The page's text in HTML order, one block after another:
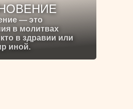
— это
в молитвах
в здравии или
иной.